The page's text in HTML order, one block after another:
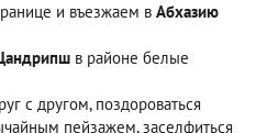
и въезжаем в Абхазию
в районе белые
с другом, поздороваться
пейзажем, заселфиться